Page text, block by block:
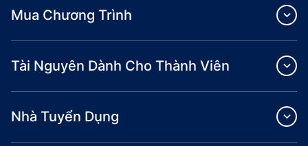
Mua Chương Trình
Tài Nguyên Dành Cho Thành Viên
Nhà Tuyển Dụng